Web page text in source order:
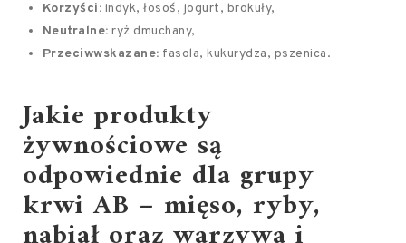
Korzyści: indyk, łosoś, jogurt, brokuły,
Neutralne: ryż dmuchany,
Przeciwwskazane: fasola, kukurydza, pszenica.
Jakie produkty
żywnościowe są
odpowiednie dla grupy
krwi AB – mięso, ryby,